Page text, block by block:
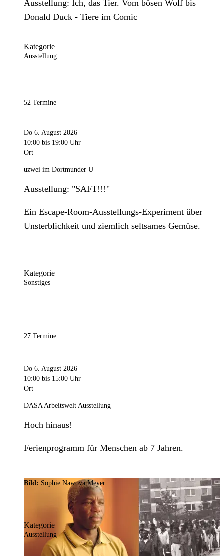
Ausstellung: Ich, das Tier. Vom bösen Wolf bis
Donald Duck - Tiere im Comic
Kategorie
Ausstellung
52 Termine
Do 6. August 2026
10:00 bis 19:00 Uhr
Ort
uzwei im Dortmunder U
Ausstellung: "SAFT!!!"
Ein Escape-Room-Ausstellungs-Experiment über
Unsterblichkeit und ziemlich seltsames Gemüse.
Kategorie
Sonstiges
27 Termine
Do 6. August 2026
10:00 bis 15:00 Uhr
Ort
DASA Arbeitswelt Ausstellung
Hoch hinaus!
Ferienprogramm für Menschen ab 7 Jahren.
Bild: Sophie Nawova Meyer
Kategorie
Ausstellung